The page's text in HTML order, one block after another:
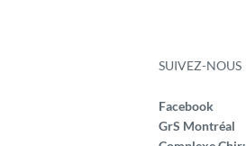
SUIVEZ-NOUS
Facebook
GrS Montréal